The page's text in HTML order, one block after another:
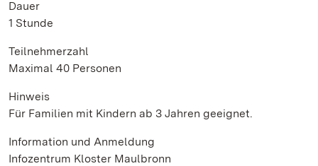
Dauer
1 Stunde
Teilnehmerzahl
Maximal 40 Personen
Hinweis
Für Familien mit Kindern ab 3 Jahren geeignet.
Information und Anmeldung
Infozentrum Kloster Maulbronn